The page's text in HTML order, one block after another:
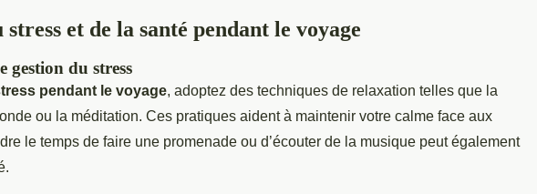
stress et de la santé pendant le voyage
gestion du stress
pendant le voyage, adoptez des techniques de relaxation telles que la
ou la méditation. Ces pratiques aident à maintenir votre calme face aux
le temps de faire une promenade ou d’écouter de la musique peut également